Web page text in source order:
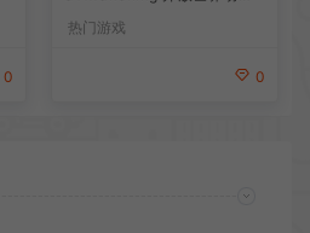
0
热门游戏
0